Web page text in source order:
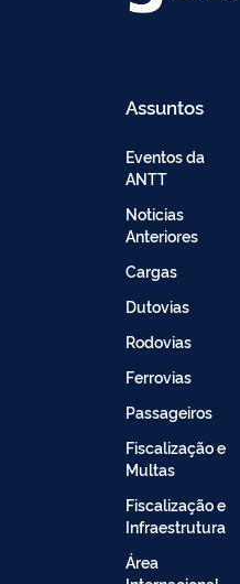
Assuntos
Eventos da
ANTT
Noticias
Anteriores
Cargas
Dutovias
Rodovias
Ferrovias
Passageiros
Fiscalização e
Multas
Fiscalização e
Infraestrutura
Área